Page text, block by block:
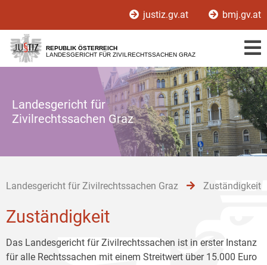
[1]
[2]
[3]
justiz.gv.at bmj.gv.at
REPUBLIK ÖSTERREICH
LANDESGERICHT FÜR ZIVILRECHTSSACHEN GRAZ
Landesgericht für
Zivilrechtssachen Graz
Landesgericht für Zivilrechtssachen Graz Zuständigkeit
Zuständigkeit
Das Landesgericht für Zivilrechtssachen ist in erster Instanz
für alle Rechtssachen mit einem Streitwert über 15.000 Euro